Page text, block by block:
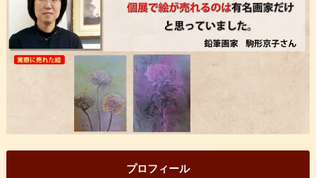
プロフィール